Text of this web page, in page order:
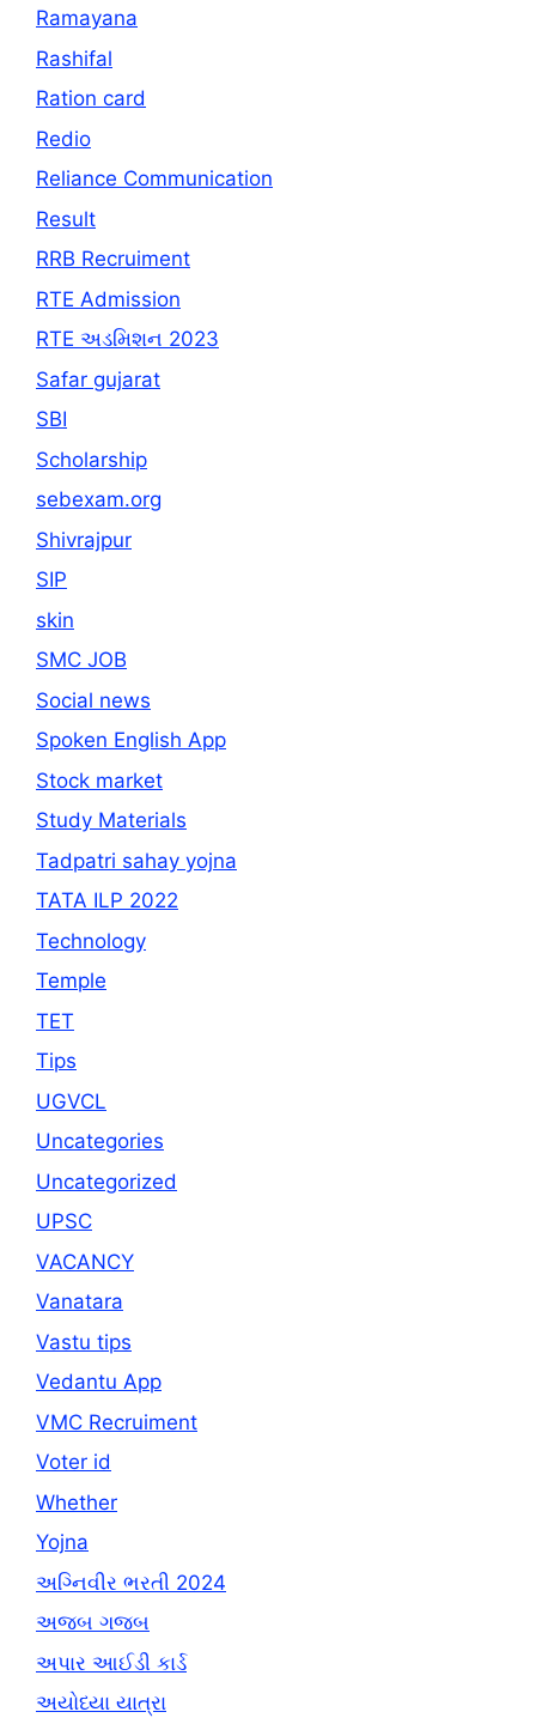
Ramayana
Rashifal
Ration card
Redio
Reliance Communication
Result
RRB Recruiment
RTE Admission
RTE અડમિશન 2023
Safar gujarat
SBI
Scholarship
sebexam.org
Shivrajpur
SIP
skin
SMC JOB
Social news
Spoken English App
Stock market
Study Materials
Tadpatri sahay yojna
TATA ILP 2022
Technology
Temple
TET
Tips
UGVCL
Uncategories
Uncategorized
UPSC
VACANCY
Vanatara
Vastu tips
Vedantu App
VMC Recruiment
Voter id
Whether
Yojna
અગ્નિવીર ભરતી 2024
અજબ ગજબ
અપાર આઈડી કાર્ડ
અયોધ્યા યાત્રા